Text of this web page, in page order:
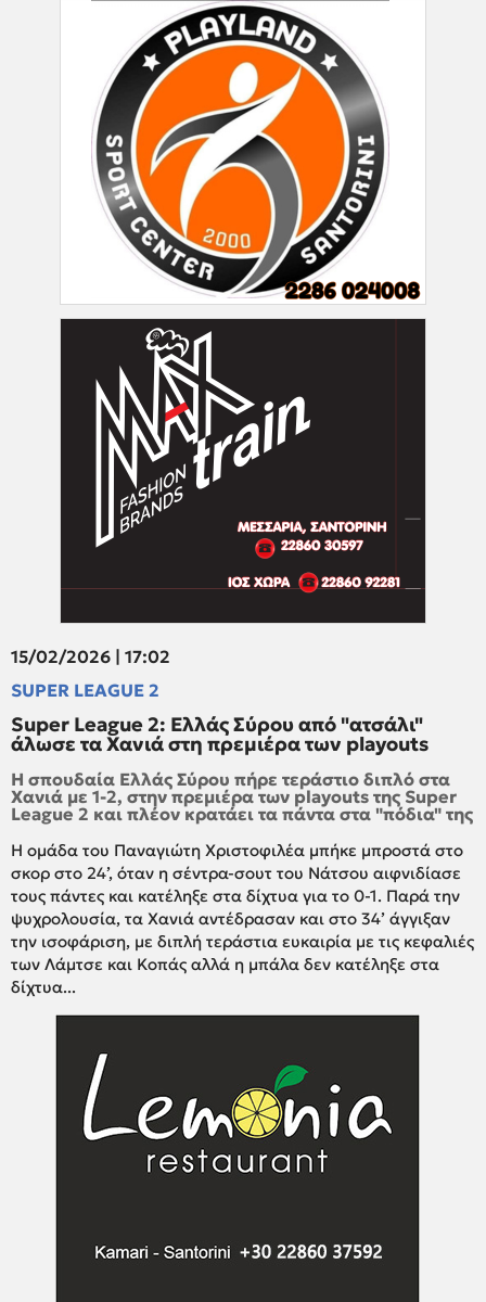
15/02/2026 | 17:02
SUPER LEAGUE 2
Super League 2: Ελλάς Σύρου από "ατσάλι"
άλωσε τα Χανιά στη πρεμιέρα των playouts
Η σπουδαία Ελλάς Σύρου πήρε τεράστιο διπλό στα
Χανιά με 1-2, στην πρεμιέρα των playouts της Super
League 2 και πλέον κρατάει τα πάντα στα "πόδια" της
Η ομάδα του Παναγιώτη Χριστοφιλέα μπήκε μπροστά στο
σκορ στο 24’, όταν η σέντρα-σουτ του Νάτσου αιφνιδίασε
τους πάντες και κατέληξε στα δίχτυα για το 0-1. Παρά την
ψυχρολουσία, τα Χανιά αντέδρασαν και στο 34’ άγγιξαν
την ισοφάριση, με διπλή τεράστια ευκαιρία με τις κεφαλιές
των Λάμτσε και Κοπάς αλλά η μπάλα δεν κατέληξε στα
δίχτυα...